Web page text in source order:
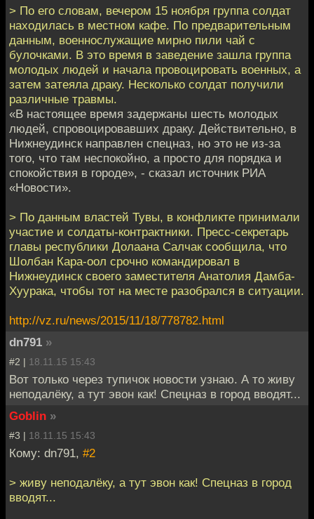
> По его словам, вечером 15 ноября группа солдат
находилась в местном кафе. По предварительным
данным, военнослужащие мирно пили чай с
булочками. В это время в заведение зашла группа
молодых людей и начала провоцировать военных, а
затем затеяла драку. Несколько солдат получили
различные травмы.
«В настоящее время задержаны шесть молодых
людей, спровоцировавших драку. Действительно, в
Нижнеудинск направлен спецназ, но это не из-за
того, что там неспокойно, а просто для порядка и
спокойствия в городе», - сказал источник РИА
«Новости».
> По данным властей Тувы, в конфликте принимали
участие и солдаты-контрактники. Пресс-секретарь
главы республики Долаана Салчак сообщила, что
Шолбан Кара-оол срочно командировал в
Нижнеудинск своего заместителя Анатолия Дамба-
Хуурака, чтобы тот на месте разобрался в ситуации.
http://vz.ru/news/2015/11/18/778782.html
dn791 »
#2 | 18.11.15 15:43
Вот только через тупичок новости узнаю. А то живу
неподалёку, а тут эвон как! Спецназ в город вводят...
Goblin »
#3 | 18.11.15 15:43
Кому: dn791, #2
> живу неподалёку, а тут эвон как! Спецназ в город
вводят...